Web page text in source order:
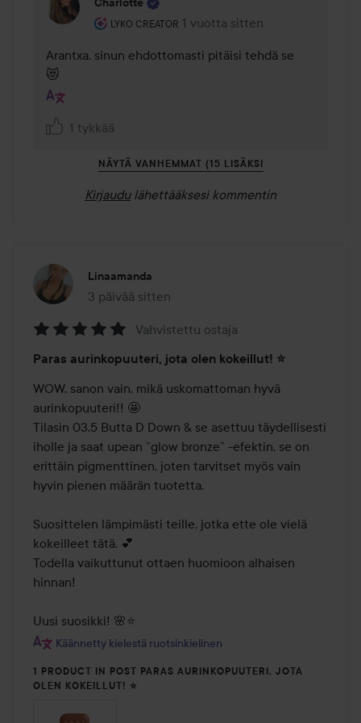
LYKO CREATOR
Käyttäjän rooli: Lyko Creator.
1 vuotta sitten
Kommentti lisättiin 1 vuotta
Arantxa, sinun ehdottomasti pitäisi tehdä se
😻
1 tykkää
NÄYTÄ VANHEMMAT (15 LISÄKSI
Kirjaudu lähettääksesi kommentin
Linaamanda
3 päivää sitten
Viesti luotiin 3 päivää sitten
5
/
5
Vahvistettu ostaja
Paras aurinkopuuteri, jota olen kokeillut! ⭐️
WOW, sanon vain, mikä uskomattoman hyvä
aurinkopuuteri!! 🤩
Tilasin 03.5 Butta D Down & se asettuu täydellisesti
iholle ja saat upean ”glow bronze” -efektin, se on
erittäin pigmenttinen, joten tarvitset myös vain
hyvin pienen määrän tuotetta.
Suosittelen lämpimästi teille, jotka ette ole vielä
kokeilleet tätä. 💕
Todella vaikuttunut ottaen huomioon alhaisen
hinnan!
Uusi suosikki! 🌸⭐️
Käännetty kielestä ruotsinkielinen
1 PRODUCT IN POST PARAS AURINKOPUUTERI, JOTA
OLEN KOKEILLUT! ⭐️